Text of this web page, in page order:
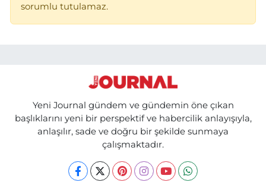
sorumlu tutulamaz.
Yeni Journal gündem ve gündemin öne çıkan
başlıklarını yeni bir perspektif ve habercilik anlayışıyla,
anlaşılır, sade ve doğru bir şekilde sunmaya
çalışmaktadır.